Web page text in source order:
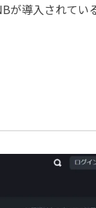
が導入されてい